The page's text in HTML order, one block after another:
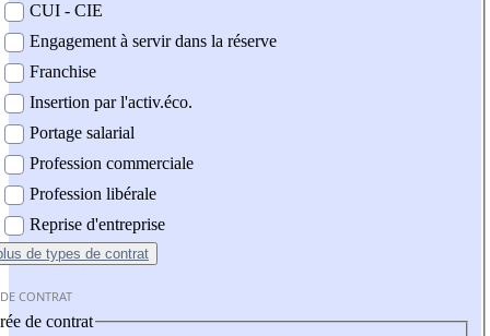
CUI - CIE
Engagement à servir dans la réserve
Franchise
Insertion par l'activ.éco.
Portage salarial
Profession commerciale
Profession libérale
Reprise d'entreprise
de types de contrat
CONTRAT
de contrat